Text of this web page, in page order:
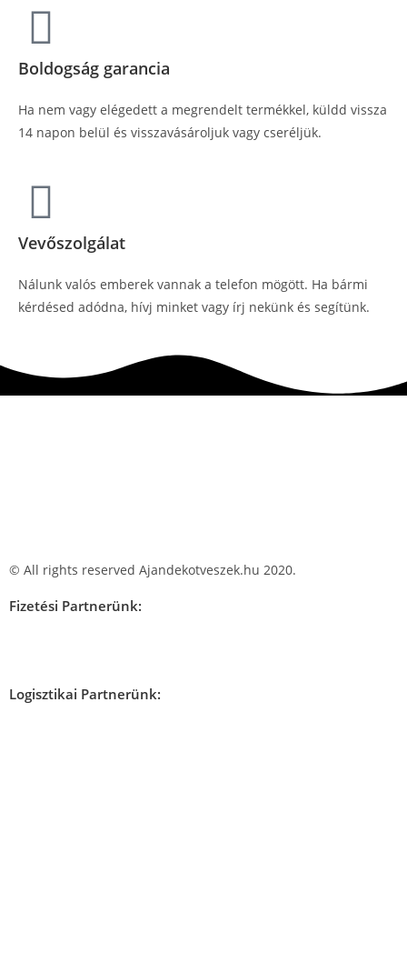
Boldogság garancia
Ha nem vagy elégedett a megrendelt termékkel, küldd vissza
14 napon belül és visszavásároljuk vagy cseréljük.
Vevőszolgálat
Nálunk valós emberek vannak a telefon mögött. Ha bármi
kérdésed adódna, hívj minket vagy írj nekünk és segítünk.
© All rights reserved Ajandekotveszek.hu 2020.
Fizetési Partnerünk:
Logisztikai Partnerünk: